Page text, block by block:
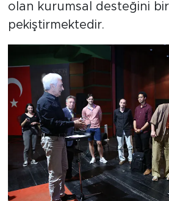
olan kurumsal desteğini
pekiştirmektedir.